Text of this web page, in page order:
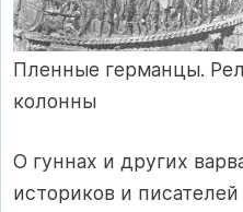
Пленные германцы.
колонны
О гуннах и других
историков и